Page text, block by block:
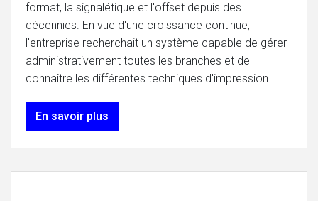
format, la signalétique et l'offset depuis des
décennies. En vue d'une croissance continue,
l'entreprise recherchait un système capable de gérer
administrativement toutes les branches et de
connaître les différentes techniques d'impression.
En savoir plus